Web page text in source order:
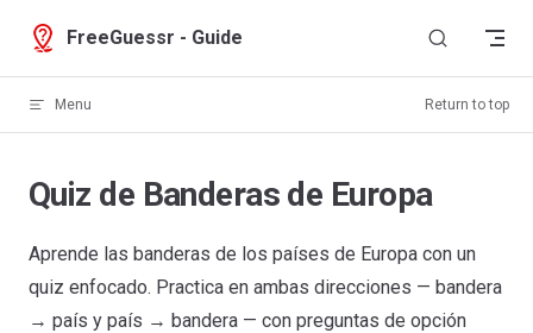
Skip to content
FreeGuessr - Guide
Menu Return to top
Quiz de Banderas de Europa
Aprende las banderas de los países de Europa con un
quiz enfocado. Practica en ambas direcciones — bandera
→ país y país → bandera — con preguntas de opción